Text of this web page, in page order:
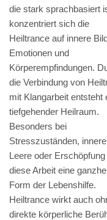
die stark sprachbasiert
konzentriert sich die
Heiltrance auf innere
Emotionen und
Körperempfindungen.
die Verbindung von
mit Klangarbeit entsteht
tiefgehender Heilraum.
Besonders bei
Stresszuständen,
Leere oder Erschöpfung
diese Arbeit eine
Form der Lebenshilfe.
Heiltrance wirkt auch
direkte körperliche